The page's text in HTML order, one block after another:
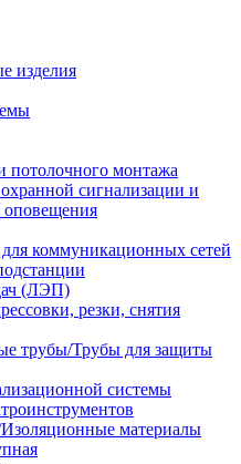
изделия
потолочного монтажа
сигнализации и
оповещения
коммуникационных сетей
(ЛЭП)
резки, снятия
трубы/Трубы для защиты
системы
Изоляционные материалы